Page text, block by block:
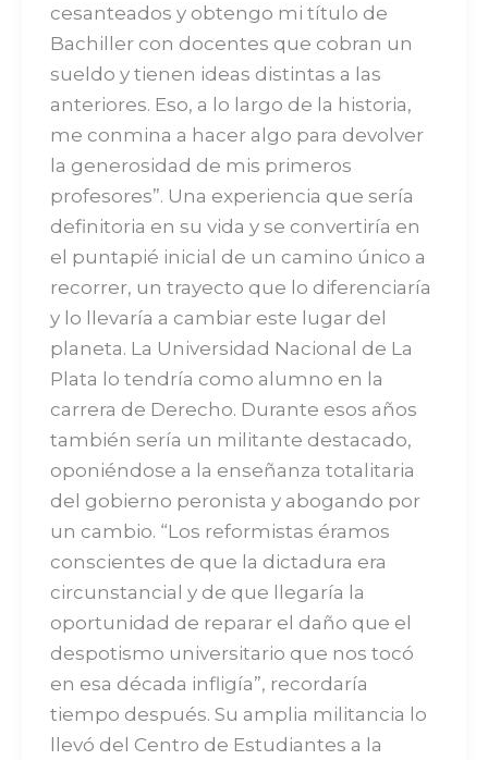
cesanteados y obtengo mi título de
Bachiller con docentes que cobran un
sueldo y tienen ideas distintas a las
anteriores. Eso, a lo largo de la historia,
me conmina a hacer algo para devolver
la generosidad de mis primeros
profesores”. Una experiencia que sería
definitoria en su vida y se convertiría en
el puntapié inicial de un camino único a
recorrer, un trayecto que lo diferenciaría
y lo llevaría a cambiar este lugar del
planeta. La Universidad Nacional de La
Plata lo tendría como alumno en la
carrera de Derecho. Durante esos años
también sería un militante destacado,
oponiéndose a la enseñanza totalitaria
del gobierno peronista y abogando por
un cambio. “Los reformistas éramos
conscientes de que la dictadura era
circunstancial y de que llegaría la
oportunidad de reparar el daño que el
despotismo universitario que nos tocó
en esa década infligía”, recordaría
tiempo después. Su amplia militancia lo
llevó del Centro de Estudiantes a la